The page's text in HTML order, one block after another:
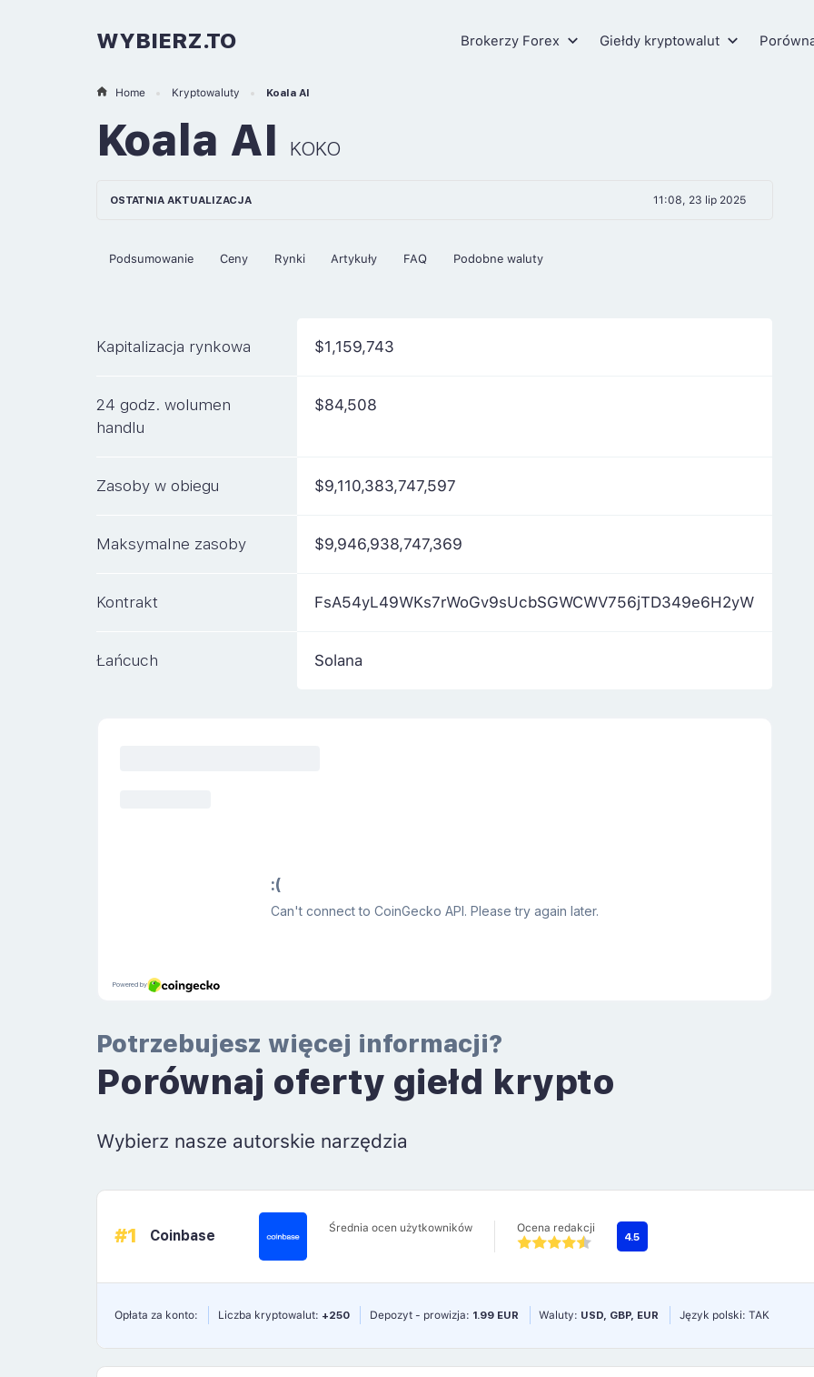
WYBIERZ.TO Brokerzy Forex Giełdy kryptowalut
Home Kryptowaluty Koala AI
Koala AI KOKO
OSTATNIA AKTUALIZACJA 11:08, 23 lip 2025
Podsumowanie Ceny Rynki Artykuły FAQ Podobne waluty
Kapitalizacja rynkowa $1,159,743
24 godz. wolumen
handlu
$84,508
Zasoby w obiegu $9,110,383,747,597
Maksymalne zasoby $9,946,938,747,369
Kontrakt FsA54yL49WKs7rWoGv9sUcbSGWCWV756jTD349e6H2yW
Łańcuch Solana
Potrzebujesz więcej informacji?
Porównaj oferty giełd krypto
Wybierz nasze autorskie narzędzia
#1 Coinbase Średnia ocen użytkowników Ocena redakcji
4.5
Opłata za konto: Liczba kryptowalut: +250 Depozyt - prowizja: 1.99 EUR Waluty: USD, GBP, EUR Język polski: TAK